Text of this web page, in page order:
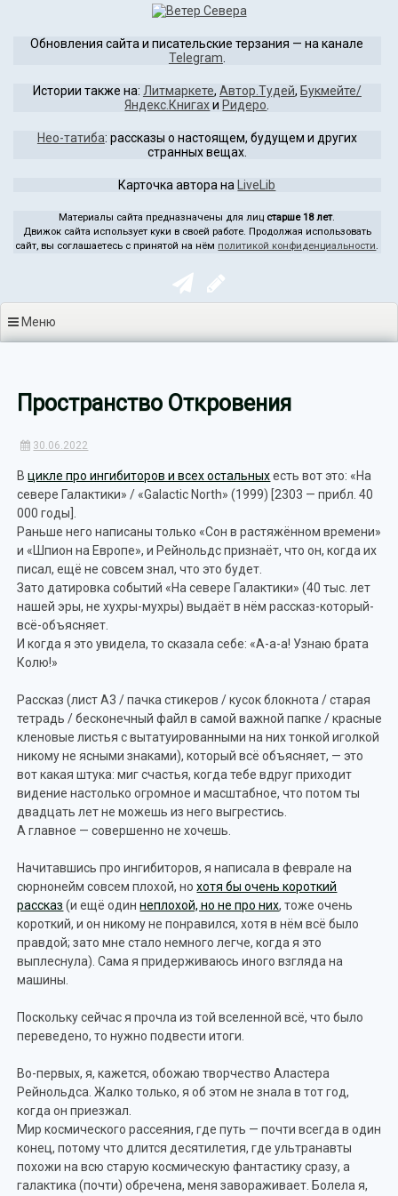
содержимому
Обновления сайта и писательские терзания — на канале
Telegram
Истории также на: Литмаркете, Автор.Тудей, Букмейте/
Яндекс.Книгахи Ридеро
Нео-татиба: рассказы о настоящем, будущем и других
странных вещах.
Карточка автора на LiveLib
Материалы сайта предназначены для лиц старше 18 лет.
Движок сайта использует куки в своей работе. Продолжая использовать
сайт, вы соглашаетесь с принятой на нём политикой конфиденциальности.
Меню
Пространство Откровения
30.06.2022
Вцикле про ингибиторов и всех остальныхесть вот это: «На
севере Галактики» / «Galactic North» (1999) [2303 — прибл. 40
000 годы].
Раньше него написаны только «Сон в растяжённом времени»
и «Шпион на Европе», и Рейнольдс признаёт, что он, когда их
писал, ещё не совсем знал, что это будет.
Зато датировка событий «На севере Галактики» (40 тыс. лет
нашей эры, не хухры-мухры) выдаёт в нём рассказ-который-
всё-объясняет.
И когда я это увидела, то сказала себе: «А-а-а! Узнаю брата
Колю!»
Рассказ (лист А3 / пачка стикеров / кусок блокнота / старая
тетрадь / бесконечный файл в самой важной папке / красные
кленовые листья с вытатуированными на них тонкой иголкой
никому не ясными знаками), который всё объясняет, — это
вот какая штука: миг счастья, когда тебе вдруг приходит
видение настолько огромное и масштабное, что потом ты
двадцать лет не можешь из него выгрестись.
А главное — совершенно не хочешь.
Начитавшись про ингибиторов, я написала в феврале на
сюрнонейм совсем плохой, нохотя бы очень короткий
рассказ (и ещё одиннеплохой, но не про них, тоже очень
короткий, и он никому не понравился, хотя в нём всё было
правдой; зато мне стало немного легче, когда я это
выплеснула). Сама я придерживаюсь иного взгляда на
машины.
Поскольку сейчас я прочла из той вселенной всё, что было
переведено, то нужно подвести итоги.
Во-первых, я, кажется, обожаю творчество Аластера
Рейнольдса. Жалко только, я об этом не знала в тот год,
когда он приезжал.
Мир космического рассеяния, где путь — почти всегда в один
конец, потому что длится десятилетия, где ультранавты
похожи на всю старую космическую фантастику сразу, а
галактика (почти) обречена, меня завораживает. Болела я,